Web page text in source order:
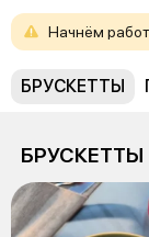
Начнём
БРУСКЕТТЫ
БРУСКЕТТЫ